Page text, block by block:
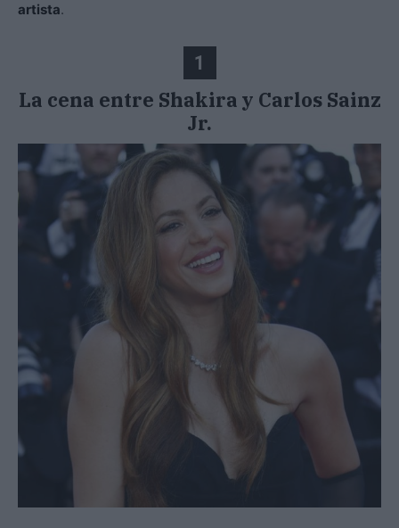
artista.
1
La cena entre Shakira y Carlos Sainz
Jr.